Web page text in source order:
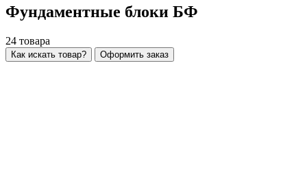
Фундаментные блоки БФ
24 товара
Как искать товар? Оформить заказ